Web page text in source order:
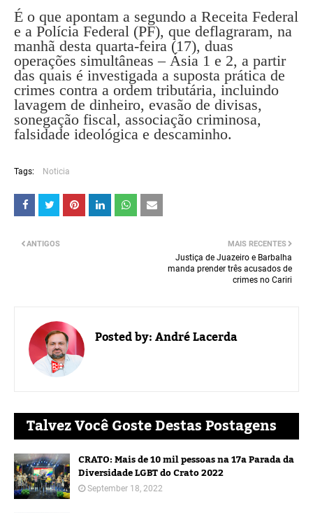
É o que apontam a segundo a Receita Federal
e a Polícia Federal (PF), que deflagraram, na
manhã desta quarta-feira (17), duas
operações simultâneas – Ásia 1 e 2, a partir
das quais é investigada a suposta prática de
crimes contra a ordem tributária, incluindo
lavagem de dinheiro, evasão de divisas,
sonegação fiscal, associação criminosa,
falsidade ideológica e descaminho.
Tags: Noticia
MAIS RECENTES
Justiça de Juazeiro e Barbalha
manda prender três acusados de
crimes no Cariri
ANTIGOS
Posted by:André Lacerda
Talvez Você Goste Destas Postagens
CRATO: Mais de 10 mil pessoas na 17a Parada da
Diversidade LGBT do Crato 2022
September 18, 2022